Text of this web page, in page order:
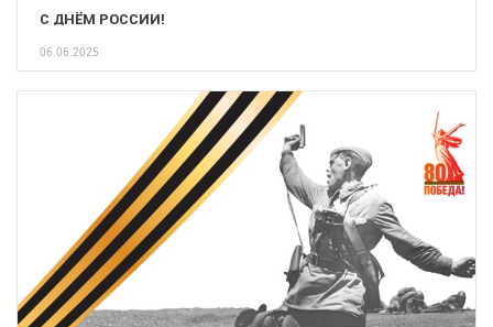
С ДНЁМ РОССИИ!
06.06.2025